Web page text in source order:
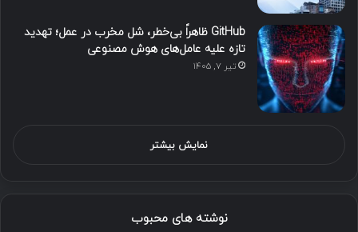
GitHub ظاهراً بی‌خطر، شل مخرب در عمل؛ تهدید
تازه علیه عامل‌های هوش مصنوعی
تیر ۷, ۱۴۰۵
نمایش بیشتر
نوشته های محبوب